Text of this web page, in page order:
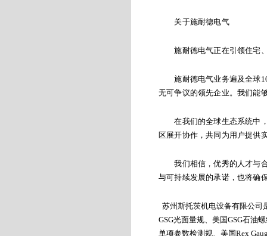
关于施耐德电气
施耐德电气正在引领住宅、
施耐德电气业务遍及全球
无可争议的领先企业。我们能
在我们的全球生态系统中，
区展开协作，共同为用户提供
我们相信，优秀的人才与合
与可持续发展的承诺，也将确
苏州斯托茨机电设备有限公司
GSG光面量规、美国GSG石油
单项参数检测规、美国Rex